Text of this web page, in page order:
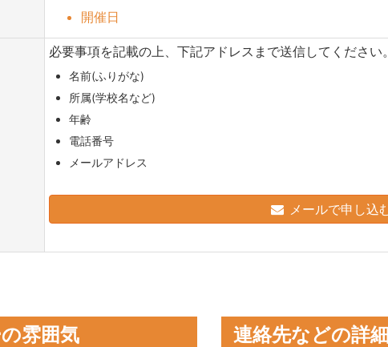
開催日
必要事項を記載の上、下記アドレスまで送信してください
名前(ふりがな)
所属(学校名など)
年齢
電話番号
メールアドレス
メールで申し込
雰囲気 連絡先などの詳